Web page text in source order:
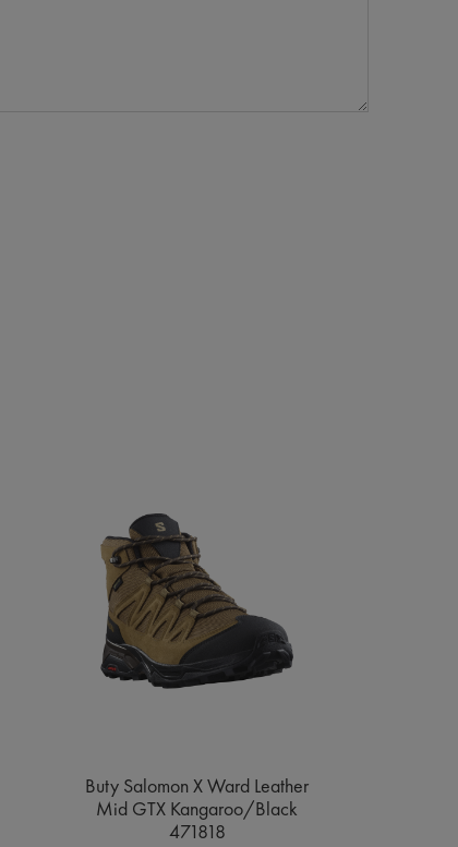
Buty Salomon X Ward Leather
Mid GTX Kangaroo/Black
471818